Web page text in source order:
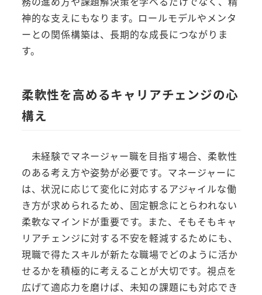
神的な支えにもなります。ロールモデルやメンタ
ーとの関係構築は、長期的な成長につながりま
す。
柔軟性を高めるキャリアチェンジの心
構え
未経験でマネージャー職を目指す場合、柔軟性
のある考え方や姿勢が必要です。マネージャーに
は、状況に応じて変化に対応するアジャイルな働
き方が求められるため、固定観念にとらわれない
柔軟なマインドが重要です。また、そもそもキャ
リアチェンジに対する不安を軽減するためにも、
現職で得たスキルが新たな職場でどのように活か
せるかを積極的に考えることが大切です。視点を
広げて適応力を磨けば、未知の課題にも対応でき